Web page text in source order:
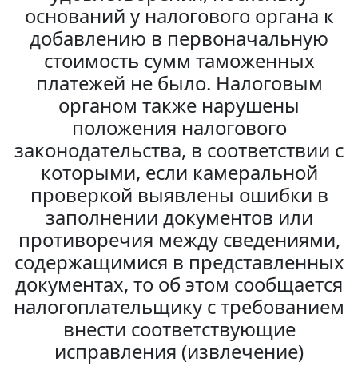
оснований у налогового органа к
добавлению в первоначальную
стоимость сумм таможенных
платежей не было. Налоговым
органом также нарушены
положения налогового
законодательства, в соответствии с
которыми, если камеральной
проверкой выявлены ошибки в
заполнении документов или
противоречия между сведениями,
содержащимися в представленных
документах, то об этом сообщается
налогоплательщику с требованием
внести соответствующие
исправления (извлечение)